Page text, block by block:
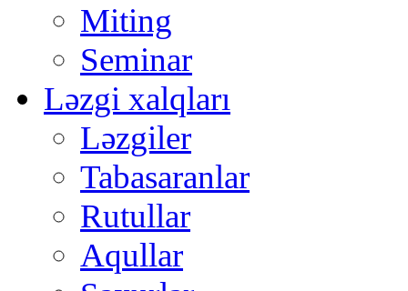
Miting
Seminar
Ləzgi xalqları
Ləzgiler
Tabasaranlar
Rutullar
Aqullar